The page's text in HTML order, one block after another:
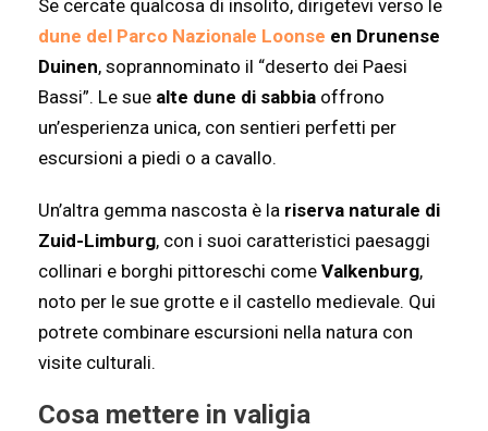
Se cercate qualcosa di insolito, dirigetevi verso le
dune del Parco Nazionale Loonse en Drunense
Duinen, soprannominato il “deserto dei Paesi
Bassi”. Le sue alte dune di sabbia offrono
un’esperienza unica, con sentieri perfetti per
escursioni a piedi o a cavallo.
Un’altra gemma nascosta è la riserva naturale di
Zuid-Limburg, con i suoi caratteristici paesaggi
collinari e borghi pittoreschi come Valkenburg,
noto per le sue grotte e il castello medievale. Qui
potrete combinare escursioni nella natura con
visite culturali.
Cosa mettere in valigia